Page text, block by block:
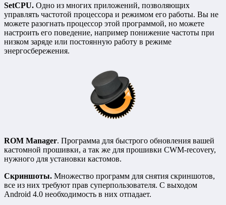
SetCPU. Одно из многих приложений, позволяющих
управлять частотой процессора и режимом его работы. Вы не
можете разогнать процессор этой программой, но можете
настроить его поведение, например понижение частоты при
низком заряде или постоянную работу в режиме
энергосбережения.
ROM Manager. Программа для быстрого обновления вашей
кастомной прошивки, а так же для прошивки CWM-recovery,
нужного для установки кастомов.
Скриншоты. Множество программ для снятия скриншотов,
все из них требуют прав суперпользователя. С выходом
Android 4.0 необходимость в них отпадает.